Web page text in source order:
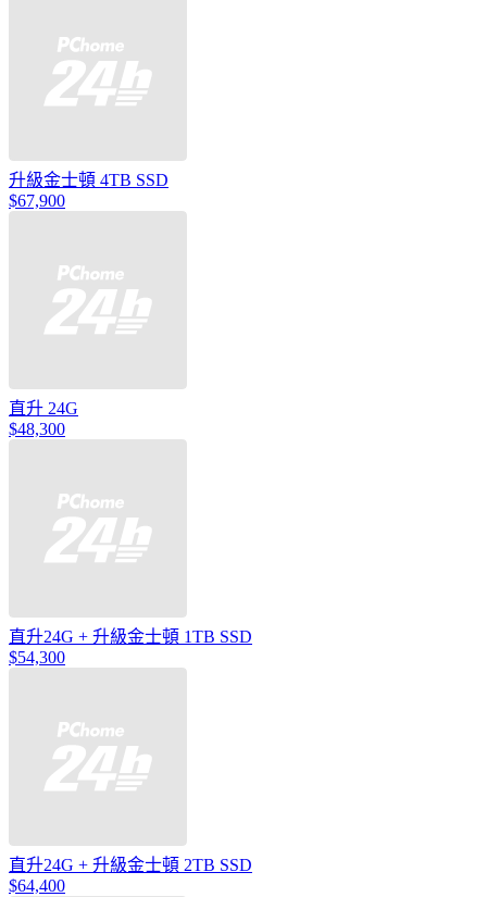
升級金士頓 4TB SSD
$67,900
直升 24G
$48,300
直升24G + 升級金士頓 1TB SSD
$54,300
直升24G + 升級金士頓 2TB SSD
$64,400